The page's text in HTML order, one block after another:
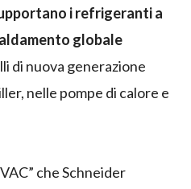
i refrigeranti a
globale
di nuova generazione
nelle pompe di calore e
che Schneider